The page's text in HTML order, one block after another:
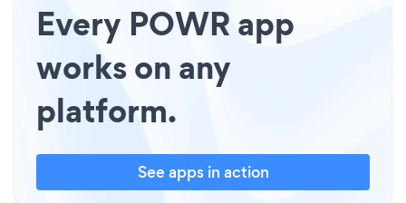
Every POWR app
works on any
platform.
See apps in action